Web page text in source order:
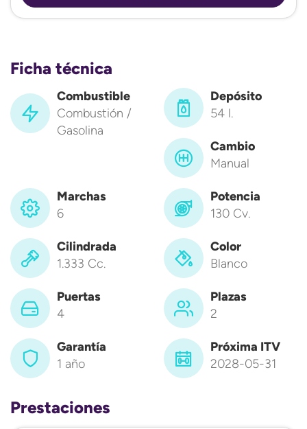
Ficha técnica
Combustible
Combustión /
Gasolina
Depósito
54 l.
Cambio
Manual
Marchas
6
Potencia
130 Cv.
Cilindrada
1.333 Cc.
Color
Blanco
Puertas
4
Plazas
2
Garantía
1 año
Próxima ITV
2028-05-31
Prestaciones